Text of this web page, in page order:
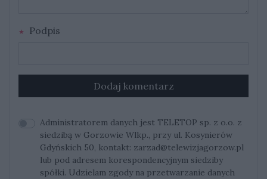
Podpis
Dodaj komentarz
Administratorem danych jest TELETOP sp. z o.o. z
siedzibą w Gorzowie Wlkp., przy ul. Kosynierów
Gdyńskich 50, kontakt: zarzad@telewizjagorzow.pl
lub pod adresem korespondencyjnym siedziby
spółki. Udzielam zgody na przetwarzanie danych